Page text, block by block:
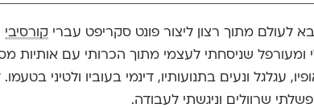
בא לעולם מתוך רצון ליצור פונט סקריפט עברי קורסיבי
ומעורפל שניסחתי לעצמי מתוך הכרותי עם אותיות
עגלגל ונעים בתנועותיו, דינמי בעוביו ולטיני
שרוולים וניגשתי לעבודה.